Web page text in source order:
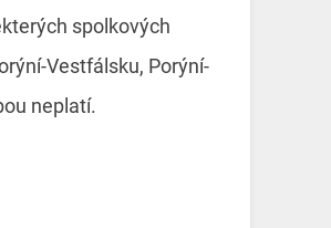
spolkových
Vestfálsku, Porýní-
neplatí.